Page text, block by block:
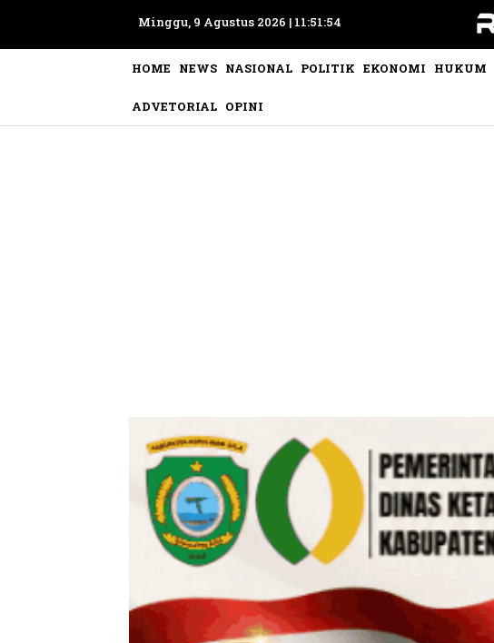
Minggu, 9 Agustus 2026 | 11:51:55
HOME NEWS NASIONAL POLITIK EKONOMI HUKUM
ADVETORIAL OPINI